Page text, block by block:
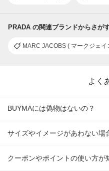
PRADA の関連ブランドからさが
MARC JACOBS ( マークジェイ
よく
BUYMAには偽物はないの？
サイズやイメージがあわない場
クーポンやポイントの使い方が